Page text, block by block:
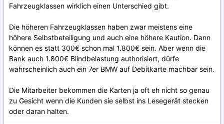
Fahrzeugklassen wirklich einen Unterschied gibt.
Die höheren Fahrzeugklassen haben zwar meistens eine
höhere Selbstbeteiligung und auch eine höhere Kaution. Dann
können es statt 300€ schon mal 1.800€ sein. Aber wenn die
Bank auch 1.800€ Blindbelastung authorisiert, dürfe
wahrscheinlich auch ein 7er BMW auf Debitkarte machbar sein.
Die Mitarbeiter bekommen die Karten ja oft eh nicht so genau
zu Gesicht wenn die Kunden sie selbst ins Lesegerät stecken
oder daran halten.